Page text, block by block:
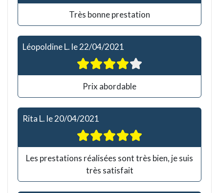
Très bonne prestation
Léopoldine L. le22/04/2021
Prix abordable
Rita L. le20/04/2021
Les prestations réalisées sont très bien, je suis
très satisfait